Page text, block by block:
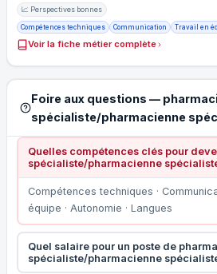
📈 Perspectives bonnes
Compétences techniques Communication Travail en
Voir la fiche métier complète
Foire aux questions —
spécialiste/pharmacienne
Quelles compétences clés pour
spécialiste/pharmacienne
Compétences techniques ·
équipe · Autonomie · Langues
Quel salaire pour un poste de
spécialiste/pharmacienne